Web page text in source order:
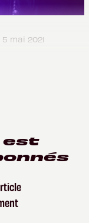
mai 2021
est